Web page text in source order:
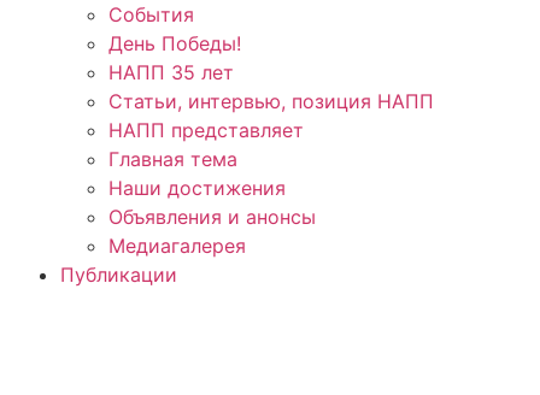
События
День Победы!
НАПП 35 лет
Статьи, интервью, позиция НАПП
НАПП представляет
Главная тема
Наши достижения
Объявления и анонсы
Медиагалерея
Публикации